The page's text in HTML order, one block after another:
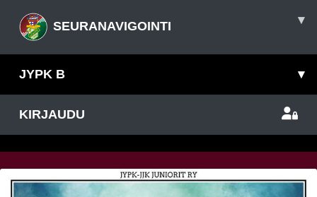
SEURANAVIGOINTI ▾
JYPK B ▾
KIRJAUDU